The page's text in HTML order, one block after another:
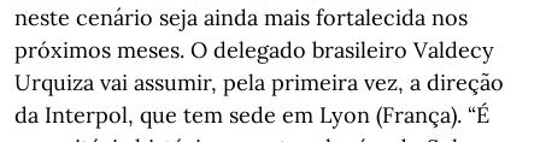
neste cenário seja ainda mais fortalecida nos
próximos meses. O delegado brasileiro Valdecy
Urquiza vai assumir, pela primeira vez, a direção
da Interpol, que tem sede em Lyon (França). “É